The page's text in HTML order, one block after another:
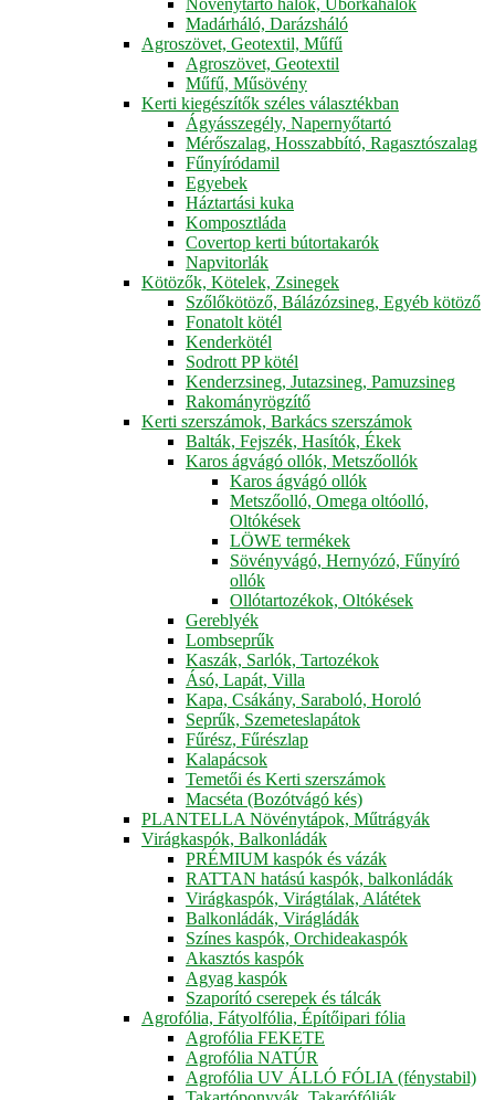
Madárháló, Darázsháló
Agroszövet, Geotextil, Műfű
Agroszövet, Geotextil
Műfű, Műsövény
Kerti kiegészítők széles választékban
Ágyásszegély, Napernyőtartó
Mérőszalag, Hosszabbító, Ragasztószalag
Fűnyíródamil
Egyebek
Háztartási kuka
Komposztláda
Covertop kerti bútortakarók
Napvitorlák
Kötözők, Kötelek, Zsinegek
Szőlőkötöző, Bálázózsineg, Egyéb kötöző
Fonatolt kötél
Kenderkötél
Sodrott PP kötél
Kenderzsineg, Jutazsineg, Pamuzsineg
Rakományrögzítő
Kerti szerszámok, Barkács szerszámok
Balták, Fejszék, Hasítók, Ékek
Karos ágvágó ollók, Metszőollók
Karos ágvágó ollók
Metszőolló, Omega oltóolló,
Oltókések
LÖWE termékek
Sövényvágó, Hernyózó, Fűnyíró
ollók
Ollótartozékok, Oltókések
Gereblyék
Lombseprűk
Kaszák, Sarlók, Tartozékok
Ásó, Lapát, Villa
Kapa, Csákány, Saraboló, Horoló
Seprűk, Szemeteslapátok
Fűrész, Fűrészlap
Kalapácsok
Temetői és Kerti szerszámok
Macséta (Bozótvágó kés)
PLANTELLA Növénytápok, Műtrágyák
Virágkaspók, Balkonládák
PRÉMIUM kaspók és vázák
RATTAN hatású kaspók, balkonládák
Virágkaspók, Virágtálak, Alátétek
Balkonládák, Virágládák
Színes kaspók, Orchideakaspók
Akasztós kaspók
Agyag kaspók
Szaporító cserepek és tálcák
Agrofólia, Fátyolfólia, Építőipari fólia
Agrofólia FEKETE
Agrofólia NATÚR
Agrofólia UV ÁLLÓ FÓLIA (fénystabil)